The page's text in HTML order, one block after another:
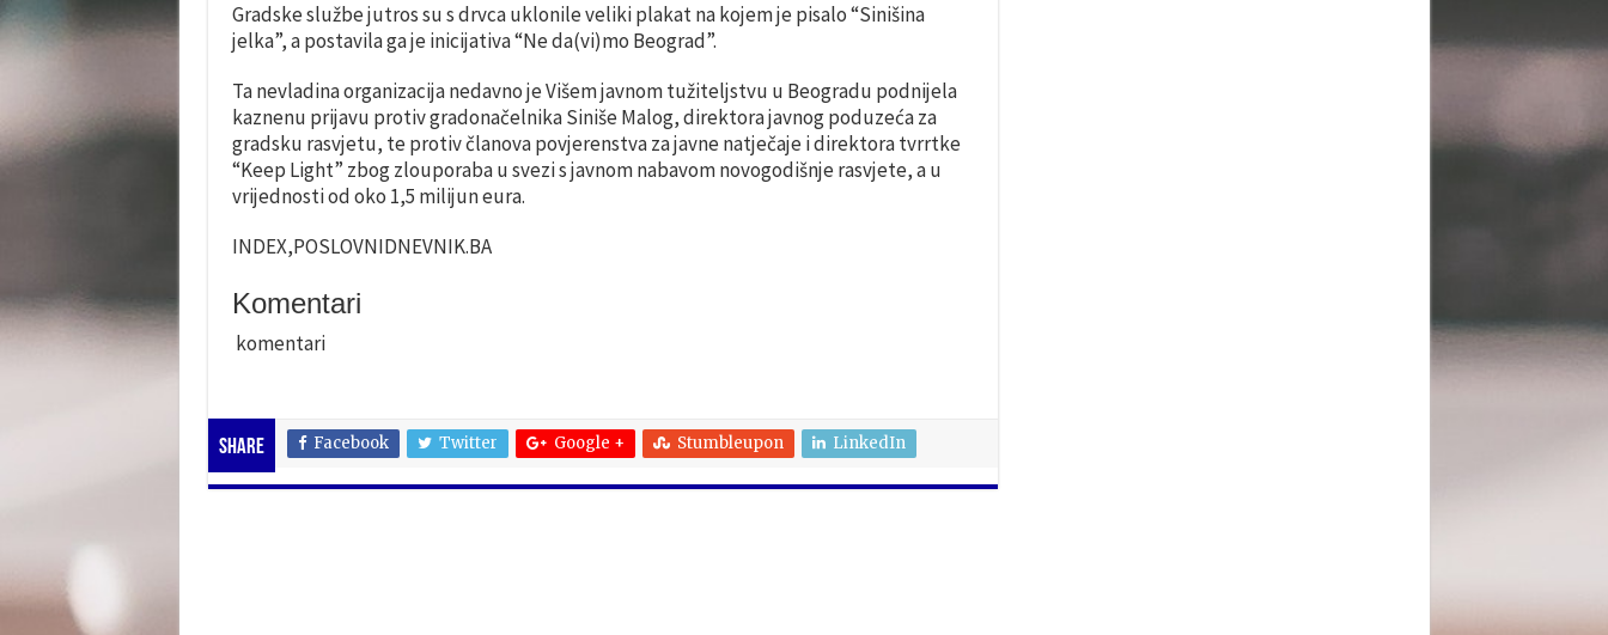
Gradske službe jutros su s drvca uklonile veliki plakat na kojem je pisalo “Sinišina
jelka”, a postavila ga je inicijativa “Ne da(vi)mo Beograd”.
Ta nevladina organizacija nedavno je Višem javnom tužiteljstvu u Beogradu podnijela
kaznenu prijavu protiv gradonačelnika Siniše Malog, direktora javnog poduzeća za
gradsku rasvjetu, te protiv članova povjerenstva za javne natječaje i direktora tvrrtke
“Keep Light” zbog zlouporaba u svezi s javnom nabavom novogodišnje rasvjete, a u
vrijednosti od oko 1,5 milijun eura.
INDEX,POSLOVNIDNEVNIK.BA
Komentari
komentari
Share Facebook Twitter Google + Stumbleupon LinkedIn